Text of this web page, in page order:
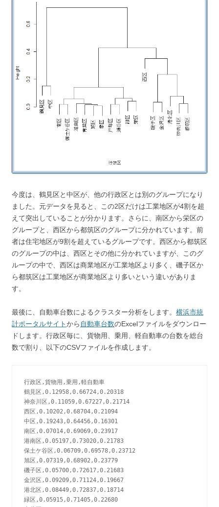
今度は、鶴見区と中区が、他の行政区とは別のグループになり
ました。元データを見ると、この2区だけは工業地区が4割を超
えて突出していることが分かります。さらに、南区から栄区の
グループと、西区から都筑区のグループに分かれています。前
者は住宅地区が9割を超えているグループです。西区から都筑区
のグループの中は、西区とその他に分かれていますが、このグ
ループの中で、西区は商業地区が工業地区より多く、磯子区か
ら都筑区は工業地区が商業地区より多いという違いがありま
す。
最後に、自動車台数によるクラスター分析をします。 横浜市統
計ポータルサイトから 自動車台数のExcelファイルをダウンロー
ドします。行政区毎に、貨物用、乗用、軽自動車の台数を総台
数で割り、以下のCSVファイルを作成します。
行政区,貨物用,乗用,軽自動車
鶴見区,0.12958,0.66724,0.20318
神奈川区,0.11059,0.67227,0.21714
西区,0.10202,0.68704,0.21094
中区,0.19243,0.64456,0.16301
南区,0.07014,0.69069,0.23917
港南区,0.05197,0.73020,0.21783
保土ケ谷区,0.06709,0.69578,0.23712
旭区,0.07319,0.68902,0.23779
磯子区,0.05700,0.72617,0.21683
金沢区,0.09209,0.71124,0.19667
港北区,0.08449,0.72837,0.18714
緑区,0.05915,0.71405,0.22680